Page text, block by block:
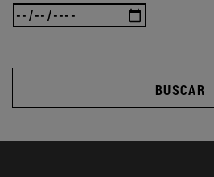
BUSCAR